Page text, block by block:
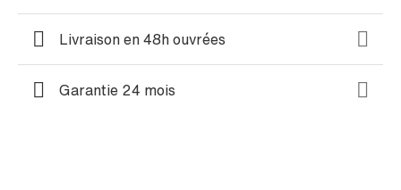
Livraison en 48h ouvrées
Garantie 24 mois